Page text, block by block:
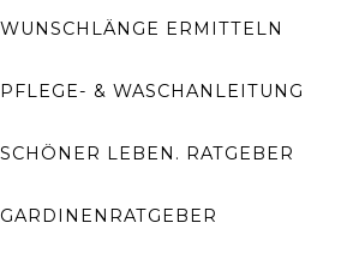
WUNSCHLÄNGE ERMITTELN
PFLEGE- & WASCHANLEITUNG
SCHÖNER LEBEN. RATGEBER
GARDINENRATGEBER